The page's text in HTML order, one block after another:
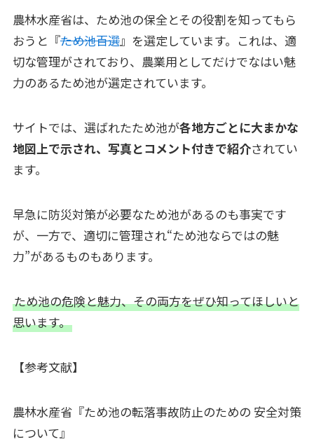
農林水産省は、ため池の保全とその役割を知ってもら
おうと『ため池百選』を選定しています。これは、適
切な管理がされており、農業用としてだけでなはい魅
力のあるため池が選定されています。
サイトでは、選ばれたため池が各地方ごとに大まかな
地図上で示され、写真とコメント付きで紹介されてい
ます。
早急に防災対策が必要なため池があるのも事実です
が、一方で、適切に管理され“ため池ならではの魅
力”があるものもあります。
ため池の危険と魅力、その両方をぜひ知ってほしいと
思います。
【参考文献】
農林水産省『ため池の転落事故防⽌のための 安全対策
について』